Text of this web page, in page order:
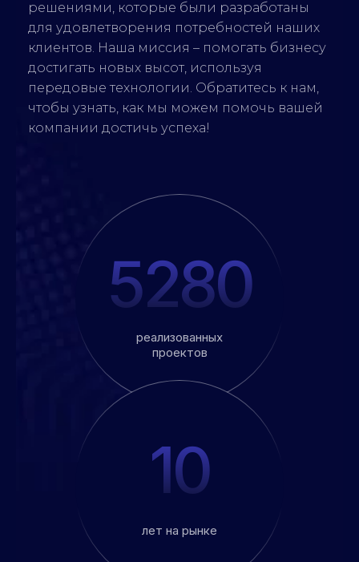
решениями, которые были разработаны
для удовлетворения потребностей наших
клиентов. Наша миссия – помогать бизнесу
достигать новых высот, используя
передовые технологии. Обратитесь к нам,
чтобы узнать, как мы можем помочь вашей
компании достичь успеха!
реализованных
проектов
5280
лет на рынке
10